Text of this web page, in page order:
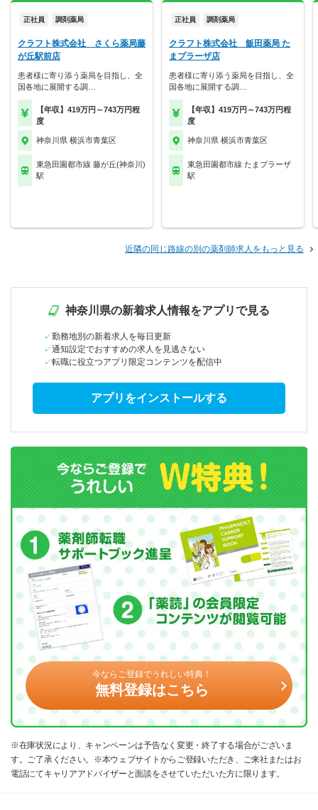
正社員 調剤薬局
クラフト株式会社 さくら薬局藤
が丘駅前店
患者様に寄り添う薬局を目指し、全
国各地に展開する調…
【年収】419万円～743万円程
度
神奈川県 横浜市青葉区
東急田園都市線 藤が丘(神奈川)
駅
正社員 調剤薬局
クラフト株式会社 飯田薬局 た
まプラーザ店
患者様に寄り添う薬局を目指し、全
国各地に展開する調…
【年収】419万円～743万円程
度
神奈川県 横浜市青葉区
東急田園都市線 たまプラーザ
駅
近隣の同じ路線の別の薬剤師求人をもっと見る
神奈川県の新着求人情報をアプリで見る
勤務地別の新着求人を毎日更新
通知設定でおすすめの求人を見逃さない
転職に役立つアプリ限定コンテンツを配信中
アプリをインストールする
今ならご登録でうれしい特典！
無料登録はこちら
※在庫状況により、キャンペーンは予告なく変更・終了する場合がございま
す。ご了承ください。※本ウェブサイトからご登録いただき、ご来社またはお
電話にてキャリアアドバイザーと面談をさせていただいた方に限ります。